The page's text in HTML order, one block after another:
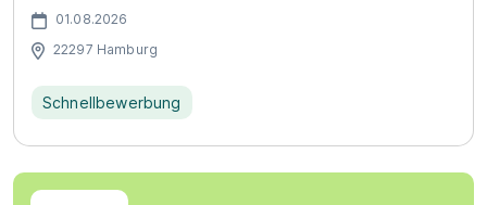
01.08.2026
22297 Hamburg
Schnellbewerbung